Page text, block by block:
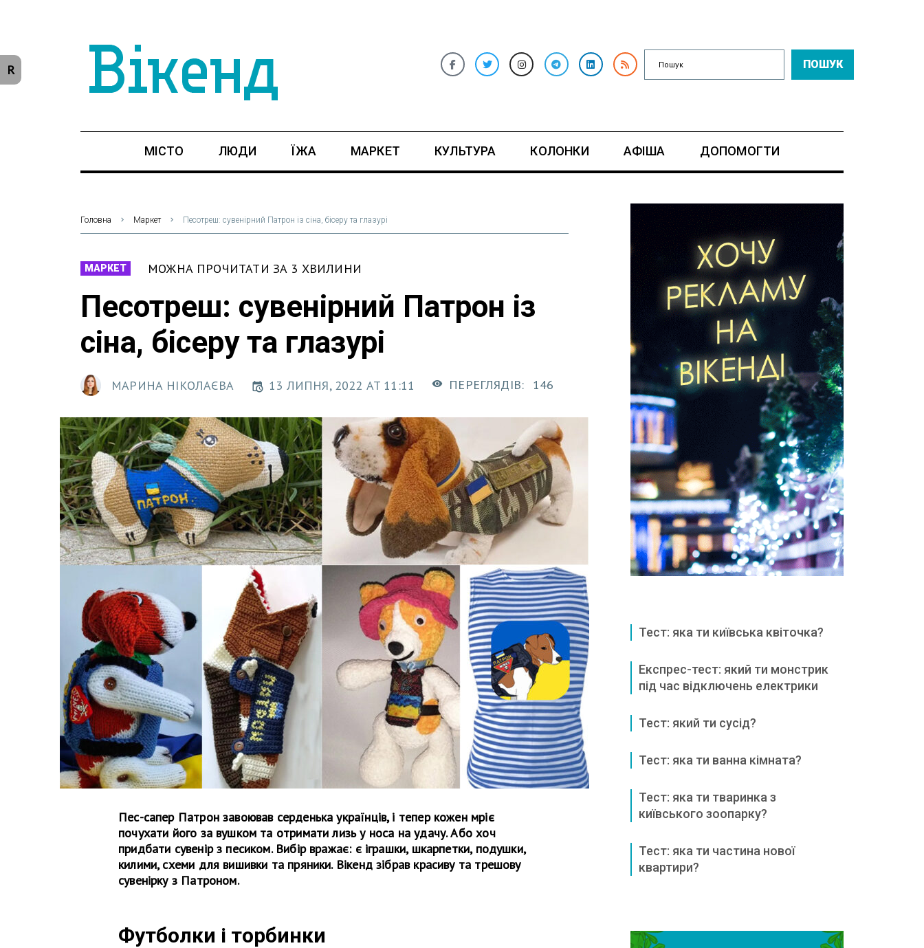
ПОШУК
МІСТО ЛЮДИ ЇЖА МАРКЕТ КУЛЬТУРА КОЛОНКИ АФІША ДОПОМОГТИ
Головна Маркет Песотреш: сувенірний Патрон із сіна, бісеру та глазурі
МАРКЕТ МОЖНА ПРОЧИТАТИ ЗА 3 ХВИЛИНИ
Песотреш: сувенірний Патрон із
сіна, бісеру та глазурі
МАРИНА НІКОЛАЄВА 13 ЛИПНЯ, 2022 AT 11:11 ПЕРЕГЛЯДІВ: 146
Пес-сапер Патрон завоював серденька українців, і тепер кожен мріє
почухати його за вушком та отримати лизь у носа на удачу. Або хоч
придбати сувенір з песиком. Вибір вражає: є іграшки, шкарпетки, подушки,
килими, схеми для вишивки та пряники. Вікенд зібрав красиву та трешову
сувенірку з Патроном.
Футболки і торбинки
Тест: яка ти київська квіточка?
Експрес-тест: який ти монстрик
під час відключень електрики
Тест: який ти сусід?
Тест: яка ти ванна кімната?
Тест: яка ти тваринка з
київського зоопарку?
Тест: яка ти частина нової
квартири?
R